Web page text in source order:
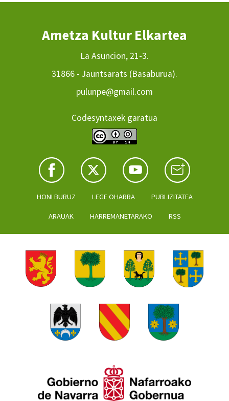
Ametza Kultur Elkartea
La Asuncion, 21-3.
31866 - Jauntsarats (Basaburua).
pulunpe@gmail.com
Codesyntaxek garatua
HONI BURUZ LEGE OHARRA PUBLIZITATEA
ARAUAK HARREMANETARAKO RSS